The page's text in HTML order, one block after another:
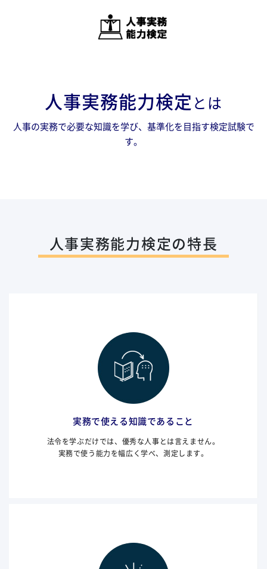
人事実務能力検定とは
人事の実務で必要な知識を学び、基準化を目指す検定試験で
す。
人事実務能力検定の特長
実務で使える知識であること
法令を学ぶだけでは、優秀な人事とは言えません。
実務で使う能力を幅広く学べ、測定します。